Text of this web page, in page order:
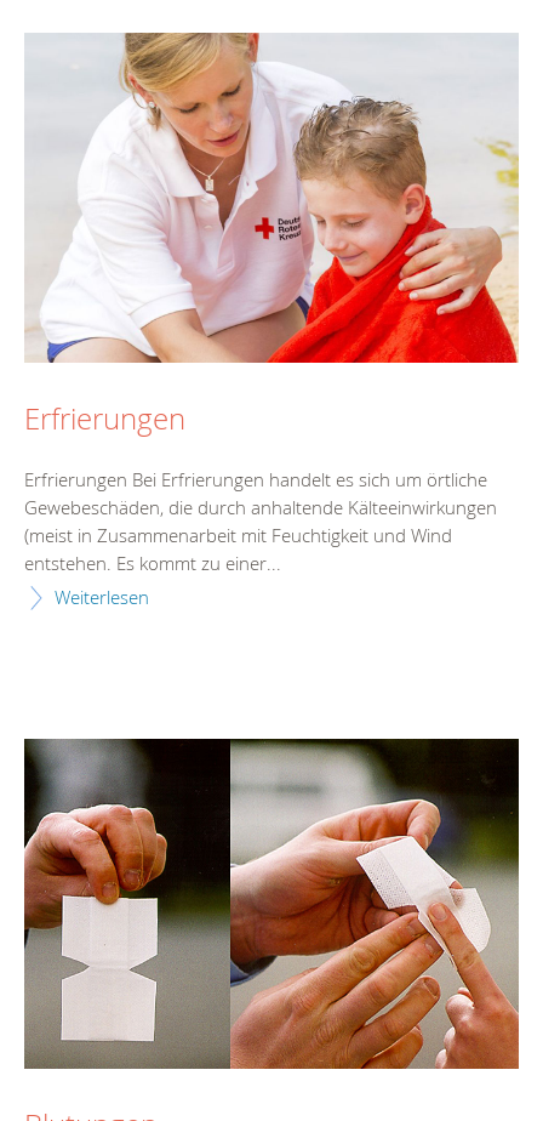
Erfrierungen
Erfrierungen Bei Erfrierungen handelt es sich um örtliche
Gewebeschäden, die durch anhaltende Kälteeinwirkungen
(meist in Zusammenarbeit mit Feuchtigkeit und Wind
entstehen. Es kommt zu einer...
Weiterlesen